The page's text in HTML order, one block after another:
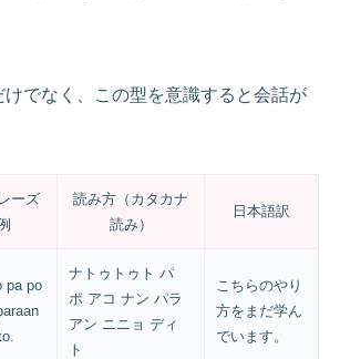
けでなく、この型を意識すると会話が
ーズ
読み方（カタカナ
読み）
日本語訳
pa po
ナトゥトゥト パ
ポ アコ ナン パラ
アン ニニョ ディ
ト
こちらのやり
方をまだ学ん
でいます。